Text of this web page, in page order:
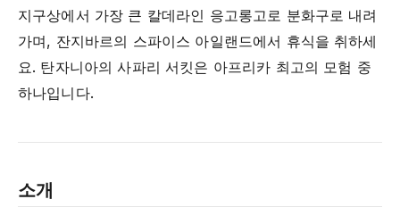
지구상에서 가장 큰 칼데라인 응고롱고로 분화구로 내려
가며, 잔지바르의 스파이스 아일랜드에서 휴식을 취하세
요. 탄자니아의 사파리 서킷은 아프리카 최고의 모험 중
하나입니다.
소개